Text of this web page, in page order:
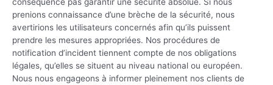
prenions connaissance d’une brèche de la sécurité, nous
avertirions les utilisateurs concernés afin qu’ils puissent
prendre les mesures appropriées. Nos procédures de
notification d’incident tiennent compte de nos obligations
légales, qu’elles se situent au niveau national ou européen.
Nous nous engageons à informer pleinement nos clients de